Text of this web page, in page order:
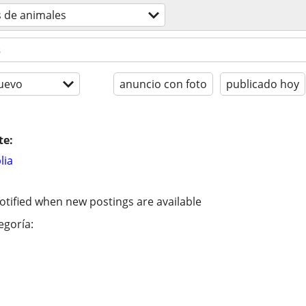
de animales
anuncio con foto publicado hoy
when new postings are available